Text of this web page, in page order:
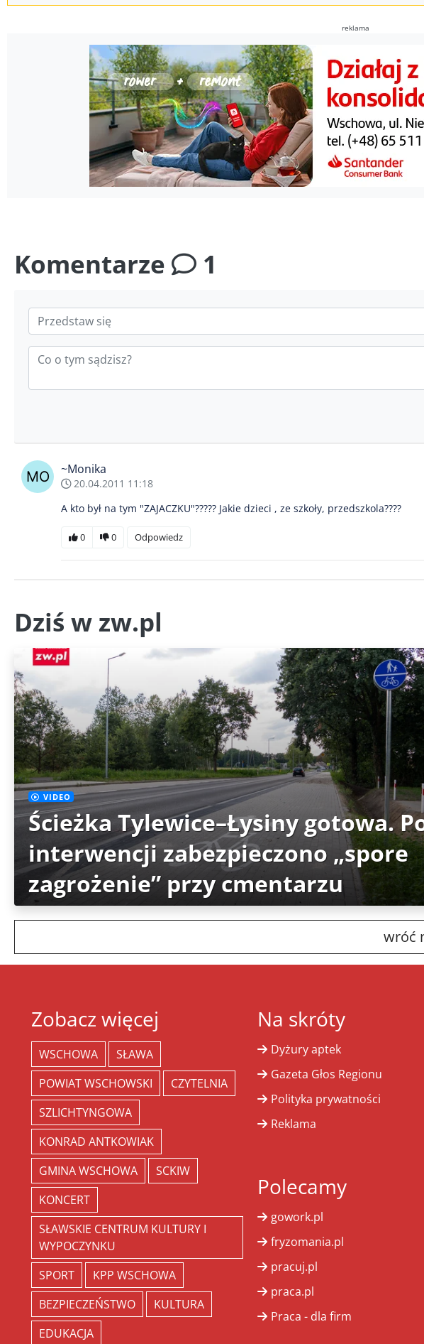
reklama
Komentarze 1
~Monika
20.04.2011 11:18
A kto był na tym "ZAJACZKU"????? Jakie dzieci , ze szkoły, przedszkola????
0 0 Odpowiedz
Dziś w zw.pl
VIDEO
Ścieżka Tylewice–Łysiny gotowa.
interwencji zabezpieczono „spore
zagrożenie” przy cmentarzu
wróć
Zobacz więcej
WSCHOWA
SŁAWA
POWIAT WSCHOWSKI
CZYTELNIA
SZLICHTYNGOWA
KONRAD ANTKOWIAK
GMINA WSCHOWA
SCKIW
KONCERT
SŁAWSKIE CENTRUM KULTURY I
WYPOCZYNKU
SPORT
KPP WSCHOWA
BEZPIECZEŃSTWO
KULTURA
EDUKACJA
Na skróty
Dyżury aptek
Gazeta Głos Regionu
Polityka prywatności
Reklama
Polecamy
gowork.pl
fryzomania.pl
pracuj.pl
praca.pl
Praca - dla firm